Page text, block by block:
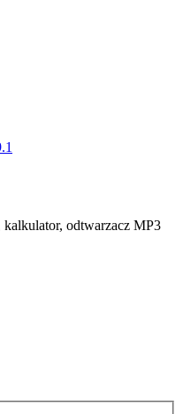
odtwarzacz MP3